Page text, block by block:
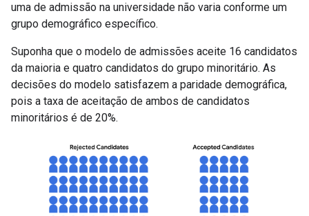
uma de admissão na universidade não varia conforme um
grupo demográfico específico.
Suponha que o modelo de admissões aceite 16 candidatos
da maioria e quatro candidatos do grupo minoritário. As
decisões do modelo satisfazem a paridade demográfica,
pois a taxa de aceitação de ambos de candidatos
minoritários é de 20%.